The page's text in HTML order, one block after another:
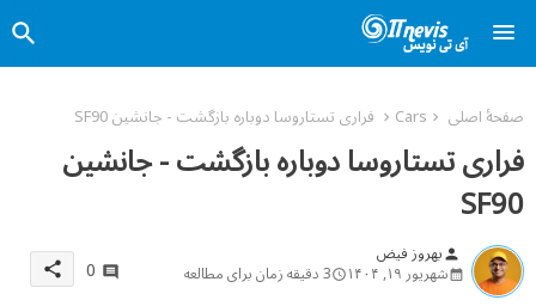
صفحهٔ اصلی Cars فراری تستاروسا دوباره بازگشت - جانشین SF90
فراری تستاروسا دوباره بازگشت - جانشین
SF90
person بهروز فیض
شهریور ۱۹, ۱۴۰۴ 3 دقیقه زمان برای مطالعه 0
share